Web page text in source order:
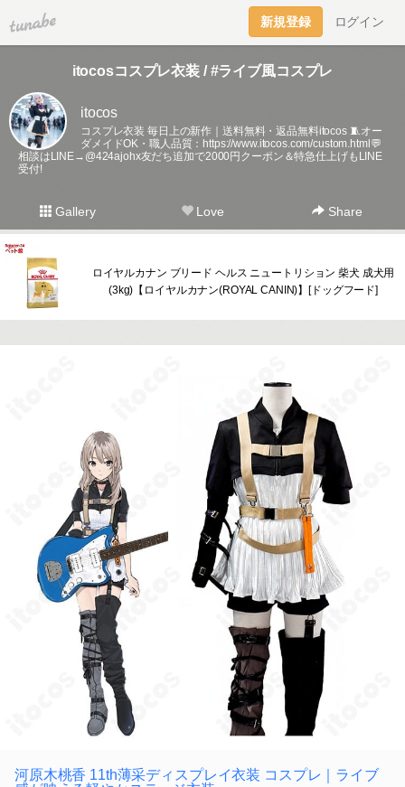
tuna.be 新規登録 ログイン
itocosコスプレ衣装 / #ライブ風コスプレ
itocos
コスプレ衣装 毎日上の新作｜送料無料・返品無料itocos 🧵オー
ダメイドOK・職人品質： https://www.itocos.com/custom.html💬
相談はLINE→@424ajohx友だち追加で2000円クーポン＆特急仕上げもLINE
受付!
Gallery Love Share
ロイヤルカナン ブリード ヘルス ニュートリション 柴犬 成犬用
(3kg)【ロイヤルカナン(ROYAL CANIN)】[ドッグフード]
河原木桃香 11th薄采ディスプレイ衣装 コスプレ｜ライブ